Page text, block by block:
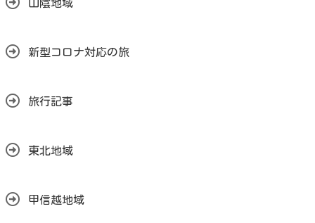
山陰地域
新型コロナ対応の旅
旅行記事
東北地域
甲信越地域